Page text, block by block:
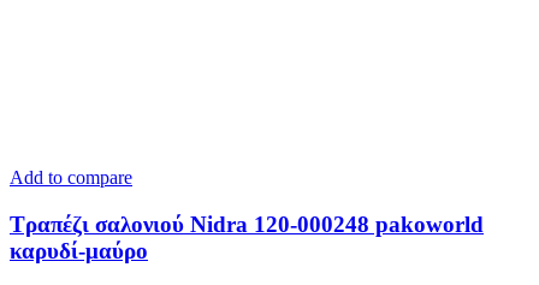
Add to compare
Τραπέζι σαλονιού Nidra 120-000248 pakoworld
καρυδί-μαύρο